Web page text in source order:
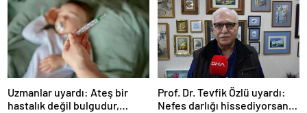
Uzmanlar uyardı: Ateş bir
hastalık değil bulgudur,
Prof. Dr. Tevfik Özlü uyardı:
Nefes darlığı hissediyorsanız